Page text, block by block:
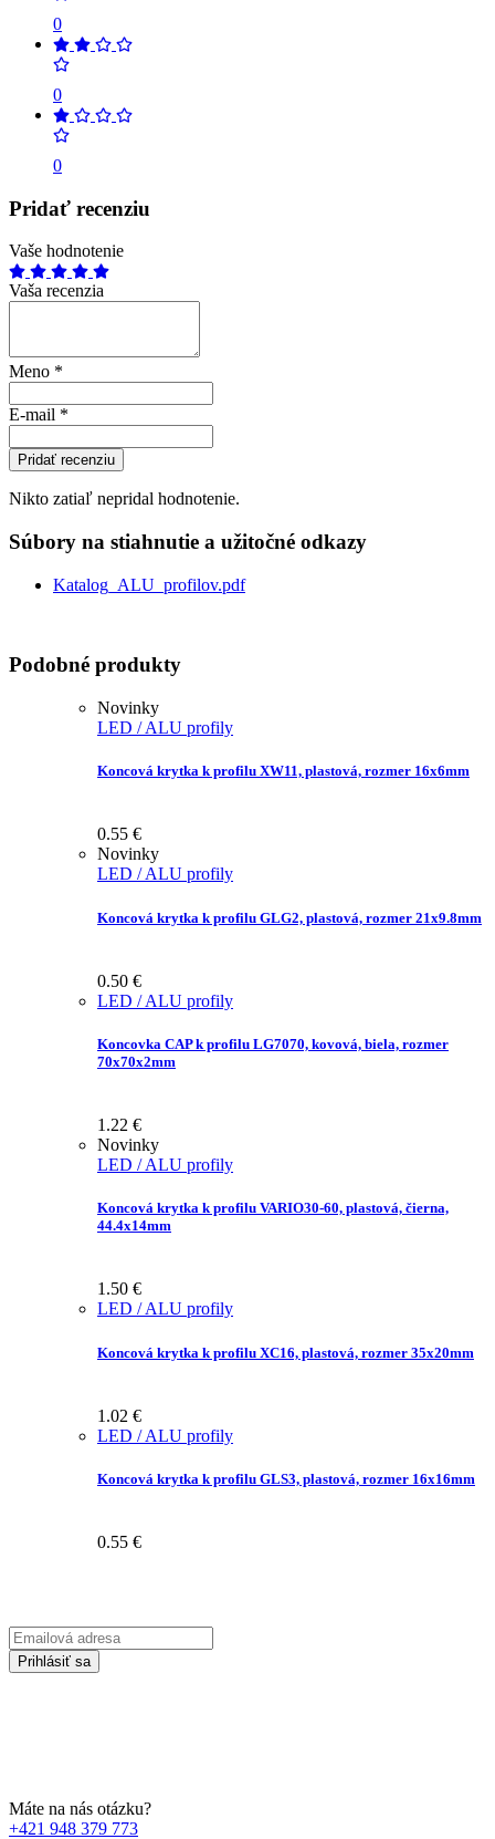
0
0
0
Pridať recenziu
Vaše hodnotenie
Vaša recenzia
Meno *
E-mail *
Pridať recenziu
Nikto zatiaľ nepridal hodnotenie.
Súbory na stiahnutie a užitočné odkazy
Katalog_ALU_profilov.pdf
Podobné produkty
Novinky
LED / ALU profily
Koncová krytka k profilu XW11, plastová, rozmer 16x6mm
0.55 €
Novinky
LED / ALU profily
Koncová krytka k profilu GLG2, plastová, rozmer 21x9.8mm
0.50 €
LED / ALU profily
Koncovka CAP k profilu LG7070, kovová, biela, rozmer
70x70x2mm
1.22 €
Novinky
LED / ALU profily
Koncová krytka k profilu VARIO30-60, plastová, čierna,
44.4x14mm
1.50 €
LED / ALU profily
Koncová krytka k profilu XC16, plastová, rozmer 35x20mm
1.02 €
LED / ALU profily
Koncová krytka k profilu GLS3, plastová, rozmer 16x16mm
0.55 €
Emailová
adresa
Prihlásiť sa
Máte na nás otázku?
+421 948 379 773